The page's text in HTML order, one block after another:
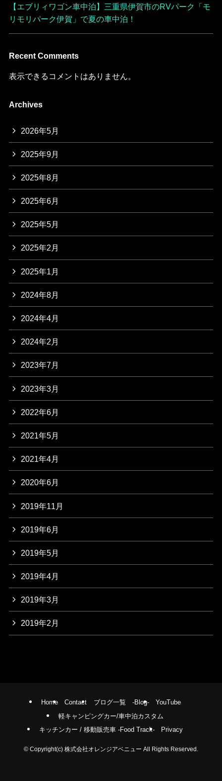
【エブリィワゴン車中泊】三重県伊賀市のRVパーク「モ
リモリパーク伊賀」で夏の車中泊！
Recent Comments
表示できるコメントはありません。
Archives
2026年5月
2025年9月
2025年8月
2025年6月
2025年5月
2025年2月
2025年1月
2024年8月
2024年4月
2024年2月
2023年7月
2023年3月
2022年6月
2021年5月
2021年4月
2020年6月
2019年11月
2019年6月
2019年5月
2019年4月
2019年3月
2019年2月
Home Contact ブログ一覧 -Blog-
YouTube
軽キャンピングカー/車中泊カスタム
キッチンカー / 移動販売車 -Food Track-
Privacy
© Copyright(c) 株式会社オレンジアベニュー All Rights Reserved.